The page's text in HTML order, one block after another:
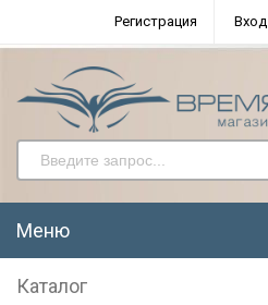
Регистрация Вход
Меню
Каталог